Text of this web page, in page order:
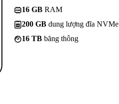
16 GB RAM
200 GB dung lượng đĩa NVMe
16 TB băng thông